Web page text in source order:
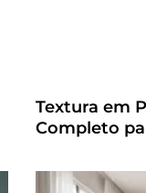
Textura em
Completo